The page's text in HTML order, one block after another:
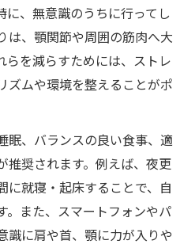
に、無意識のうちに行ってし
は、顎関節や周囲の筋肉へ大
らを減らすためには、ストレ
ズムや環境を整えることがポ
眠、バランスの良い食事、適
推奨されます。例えば、夜更
に就寝・起床することで、自
。また、スマートフォンやパ
識に肩や首、顎に力が入りや